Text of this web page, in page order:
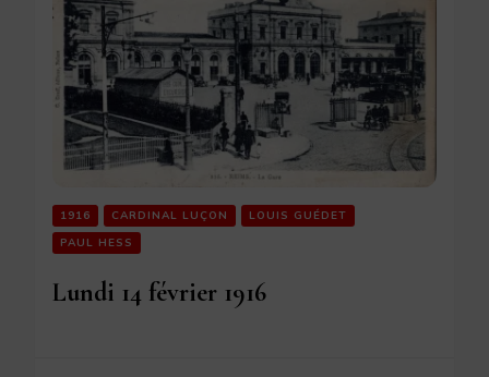
1916 CARDINAL LUÇON
LOUIS GUÉDET
PAUL HESS
Lundi 14 février 1916